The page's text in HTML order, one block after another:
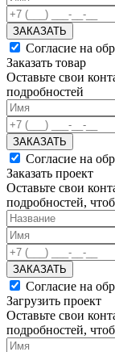
ЗАКАЗАТЬ
Согласие на
Заказать товар
Оставьте свои
подробностей
ЗАКАЗАТЬ
Согласие на
Заказать проект
Оставьте свои
подробностей,
ЗАКАЗАТЬ
Согласие на
Загрузить проект
Оставьте свои
подробностей,